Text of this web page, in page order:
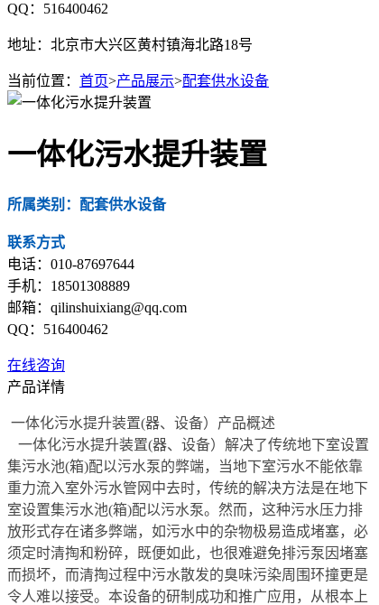
QQ：516400462
地址：北京市大兴区黄村镇海北路18号
当前位置： 首页>产品展示>配套供水设备
一体化污水提升装置
所属类别：配套供水设备
联系方式
电话：010-87697644
手机：18501308889
邮箱：qilinshuixiang@qq.com
QQ：516400462
在线咨询
产品详情
一体化污水提升装置(器、设备）产品概述
一体化污水提升装置(器、设备）解决了传统地下室设置
集污水池(箱)配以污水泵的弊端，当地下室污水不能依靠
重力流入室外污水管网中去时，传统的解决方法是在地下
室设置集污水池(箱)配以污水泵。然而，这种污水压力排
放形式存在诸多弊端，如污水中的杂物极易造成堵塞，必
须定时清掏和粉碎，既便如此，也很难避免排污泵因堵塞
而损坏，而清掏过程中污水散发的臭味污染周围环撞更是
令人难以接受。本设备的研制成功和推广应用，从根本上